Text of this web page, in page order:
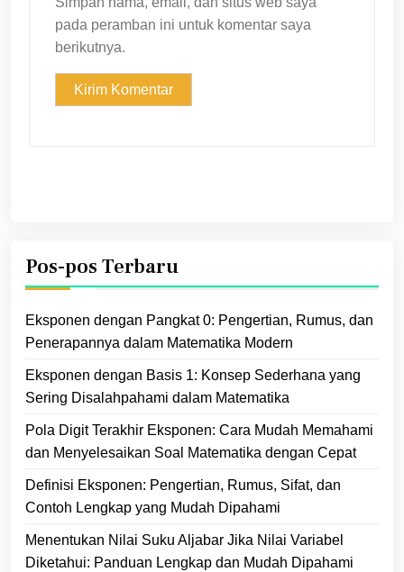
pada peramban ini untuk komentar saya
berikutnya.
Pos-pos Terbaru
Eksponen dengan Pangkat 0: Pengertian, Rumus, dan
Penerapannya dalam Matematika Modern
Eksponen dengan Basis 1: Konsep Sederhana yang
Sering Disalahpahami dalam Matematika
Pola Digit Terakhir Eksponen: Cara Mudah Memahami
dan Menyelesaikan Soal Matematika dengan Cepat
Definisi Eksponen: Pengertian, Rumus, Sifat, dan
Contoh Lengkap yang Mudah Dipahami
Menentukan Nilai Suku Aljabar Jika Nilai Variabel
Diketahui: Panduan Lengkap dan Mudah Dipahami